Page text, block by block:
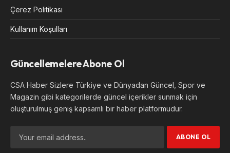
Çerez Politikası
Kullanım Koşulları
Güncellemelere Abone Ol
CSA Haber Sizlere Türkiye ve Dünyadan Güncel, Spor ve
Magazin gibi kategorilerde güncel içerikler sunmak için
oluşturulmuş geniş kapsamlı bir haber platformudur.